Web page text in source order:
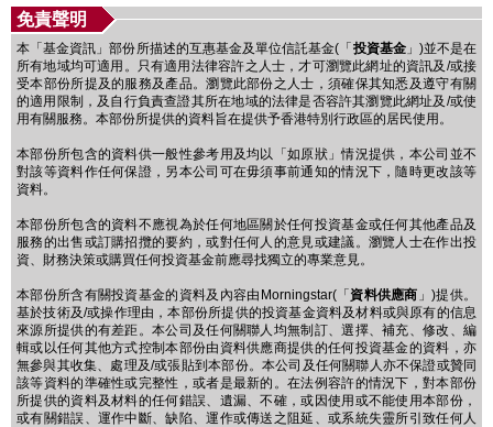
免責聲明
本「基金資訊」部份所描述的互惠基金及單位信託基金(「 投資基金」)並不是在
所有地域均可適用。只有適用法律容許之人士，才可瀏覽此網址的資訊及/或接
受本部份所提及的服務及產品。瀏覽此部份之人士，須確保其知悉及遵守有關
的適用限制，及自行負責查證其所在地域的法律是否容許其瀏覽此網址及/或使
用有關服務。本部份所提供的資料旨在提供予香港特別行政區的居民使用。
本部份所包含的資料供一般性參考用及均以「如原狀」情況提供，本公司並不
對該等資料作任何保證，另本公司可在毋須事前通知的情況下，隨時更改該等
資料。
本部份所包含的資料不應視為於任何地區關於任何投資基金或任何其他產品及
服務的出售或訂購招攬的要約，或對任何人的意見或建議。瀏覽人士在作出投
資、財務決策或購買任何投資基金前應尋找獨立的專業意見。
本部份所含有關投資基金的資料及內容由Morningstar(「資料供應商 」)提供。
基於技術及/或操作理由，本部份所提供的投資基金資料及材料或與原有的信息
來源所提供的有差距。本公司及任何關聯人均無制訂、選擇、補充、修改、編
輯或以任何其他方式控制本部份由資料供應商提供的任何投資基金的資料，亦
無參與其收集、處理及/或張貼到本部份。本公司及任何關聯人亦不保證或贊同
該等資料的準確性或完整性，或者是最新的。在法例容許的情況下，對本部份
所提供的資料及材料的任何錯誤、遺漏、不確，或因使用或不能使用本部份，
或有關錯誤、運作中斷、缺陷、運作或傳送之阻延、或系統失靈所引致任何人